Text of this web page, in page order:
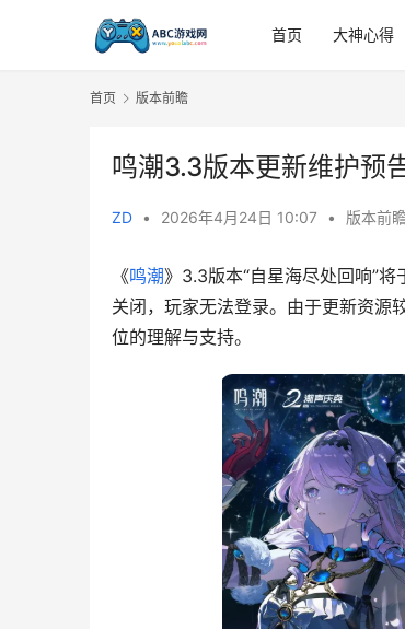
首页 大神心得
首页 版本前瞻
鸣潮3.3版本更新维护预
ZD • 2026年4月24日 10:07 • 版本前
《鸣潮》3.3版本“自星海尽处回响”将
关闭，玩家无法登录。由于更新资源
位的理解与支持。